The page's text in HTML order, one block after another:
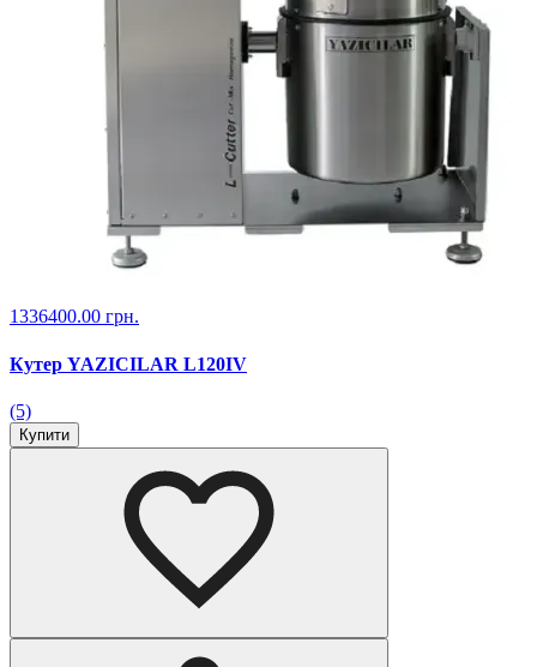
1336400.00 грн.
Кутер YAZICILAR L120IV
(5)
Купити